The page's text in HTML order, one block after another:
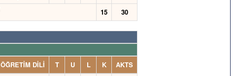
15 30
ÖĞRETİM DİLİ T U L K
AKTS